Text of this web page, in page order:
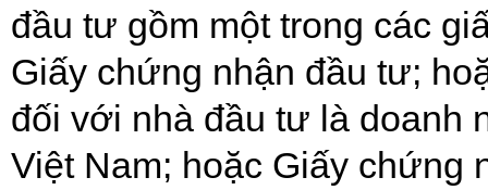
đầu tư gồm một trong các
Giấy chứng nhận đầu tư;
đối với nhà đầu tư là doanh
Việt Nam; hoặc Giấy chứng